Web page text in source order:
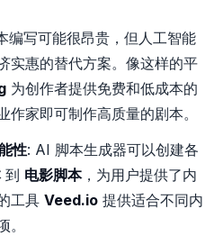
编写可能很昂贵，但人工智能
实惠的替代方案。像这样的平
为创作者提供免费和低成本的
家即可制作高质量的剧本。
性: AI 脚本生成器可以创建各
到 电影脚本，为用户提供了内
工具 Veed.io 提供适合不同内